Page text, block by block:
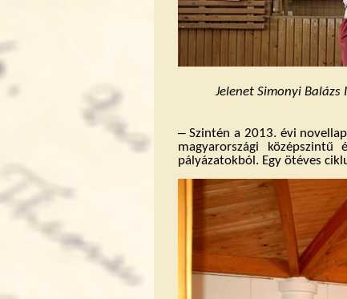
Jelenet Simonyi
‒Szintén a 2013. évi
magyarországi
pályázatokból. Egy ötéves